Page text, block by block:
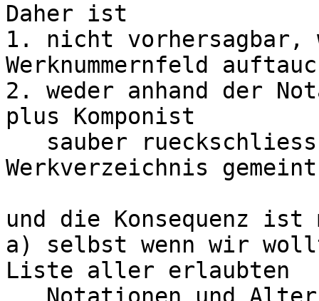
Daher ist
1. nicht vorhersagbar,
Werknummernfeld
2. weder anhand der
plus Komponist
Werkverzeichnis
und die Konsequenz ist
a) selbst wenn wir
Liste aller erlaubten